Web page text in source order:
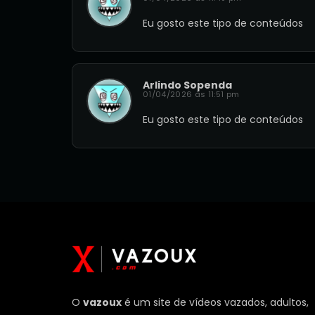
Eu gosto este tipo de conteúdos
Arlindo Sopenda
01/04/2026 às 11:51 pm
Eu gosto este tipo de conteúdos
O vazoux é um site de vídeos vazados, adultos,